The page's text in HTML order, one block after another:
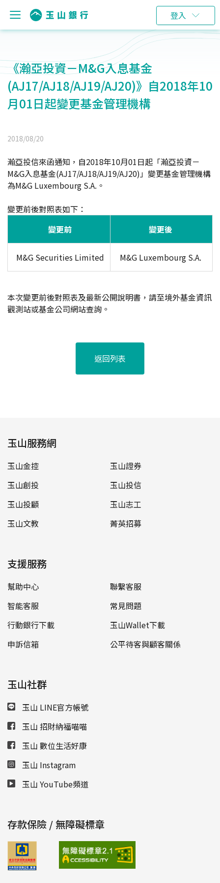
登入
《瀚亞投資－M&G入息基金
(AJ17/AJ18/AJ19/AJ20)》自2018年10
月01日起變更基金管理機構
2018/08/20
瀚亞投信來函通知，自2018年10月01日起「瀚亞投資－
M&G入息基金(AJ17/AJ18/AJ19/AJ20)」變更基金管理機構
為M&G Luxembourg S.A.。
變更前後對照表如下：
變更前
變更後
M&G Securities Limited M&G Luxembourg S.A.
本次變更前後對照表及最新公開說明書，請至境外基金資訊
觀測站或基金公司網站查詢。
返回列表
玉山服務網
玉山金控
玉山證券
玉山創投
玉山投信
玉山投顧
玉山志工
玉山文教
菁英招募
支援服務
幫助中心
聯繫客服
智能客服
常見問題
行動銀行下載
玉山Wallet下載
申訴信箱
公平待客與顧客關係
玉山社群
玉山 LINE官方帳號
玉山 招財納福喵喵
玉山 數位生活好康
玉山 Instagram
玉山 YouTube頻道
存款保險 / 無障礙標章